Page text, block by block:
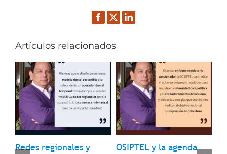
Facebook
TwitterLinkedIn
Artículos relacionados
Redes regionales y
OSIPTEL y la agenda